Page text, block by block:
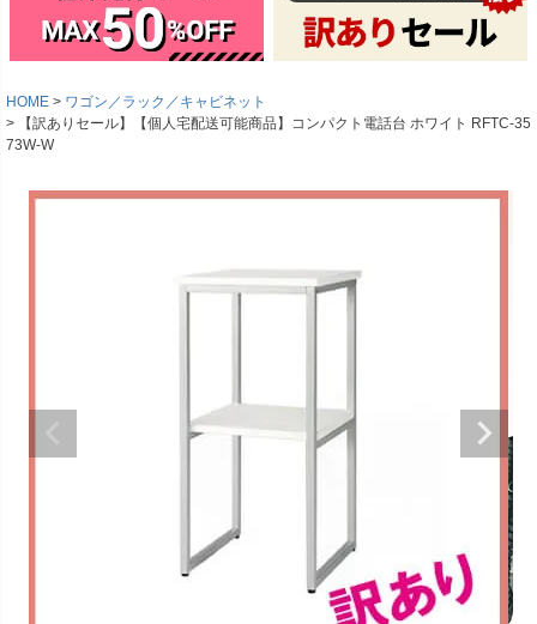
HOME
ワゴン／ラック／キャビネット
【訳ありセール】【個人宅配送可能商品】コンパクト電話台 ホワイト RFTC-35
73W-W